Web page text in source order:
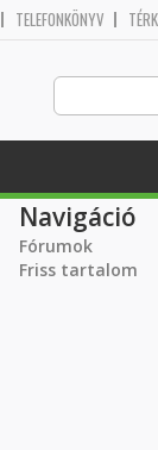
TELEFONKÖNYV
Navigáció
Fórumok
Friss tartalom